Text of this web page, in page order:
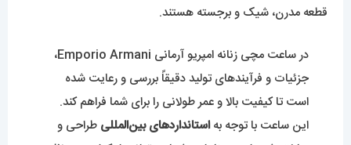
قطعه مدرن، شیک و برجسته هستند.
در ساعت مچی زنانه امپریو آرمانی Emporio Armani،
جزئیات و فرآیندهای تولید دقیقاً بررسی و رعایت شده
است تا کیفیت بالا و عمر طولانی را برای شما فراهم کند.
این ساعت با توجه بهاستانداردهای بین‌المللی طراحی و